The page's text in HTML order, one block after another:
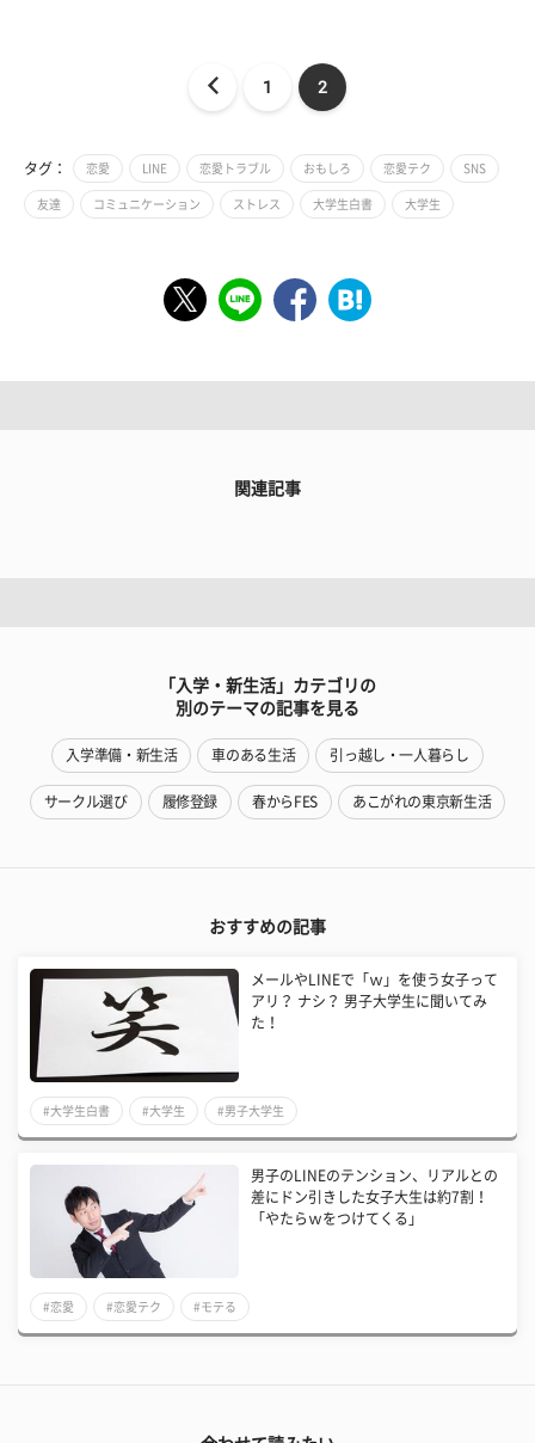
1 2
タグ： 恋愛 LINE 恋愛トラブル おもしろ 恋愛テク SNS
友達 コミュニケーション ストレス 大学生白書 大学生
関連記事
「入学・新生活」カテゴリの
別のテーマの記事を見る
入学準備・新生活 車のある生活 引っ越し・一人暮らし
サークル選び 履修登録 春からFES あこがれの東京新生活
おすすめの記事
メールやLINEで「ｗ」を使う女子って
アリ？ ナシ？ 男子大学生に聞いてみ
た！
#大学生白書 #大学生 #男子大学生
男子のLINEのテンション、リアルとの
差にドン引きした女子大生は約7割！
「やたらｗをつけてくる」
#恋愛 #恋愛テク #モテる